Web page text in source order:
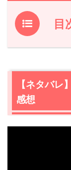
目
1.【ネタバレ
団希望者が！
1.3
1.4風呂場
【ネタバレ
感想